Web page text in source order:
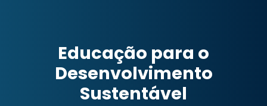
Educação para o
Desenvolvimento
Sustentável